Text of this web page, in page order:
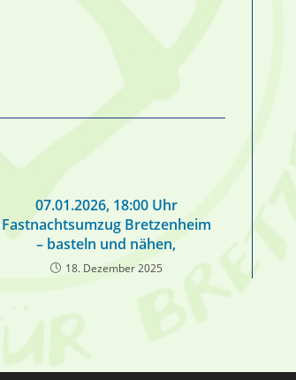
07.01.2026, 18:00 Uhr
Fastnachtsumzug Bretzenheim
– basteln und nähen,
18. Dezember 2025